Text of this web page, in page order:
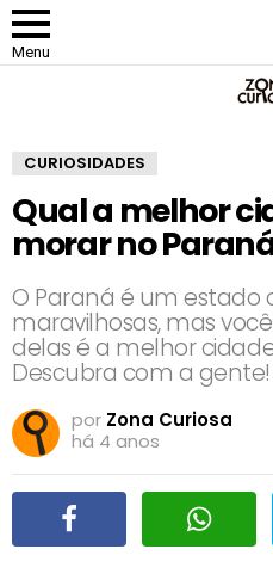
Menu
CURIOSIDADES
Qual a melhor
morar no
O Paraná é um estado
maravilhosas, mas
delas é a melhor
Descubra com a gente!
por Zona Curiosa
há 4 anos